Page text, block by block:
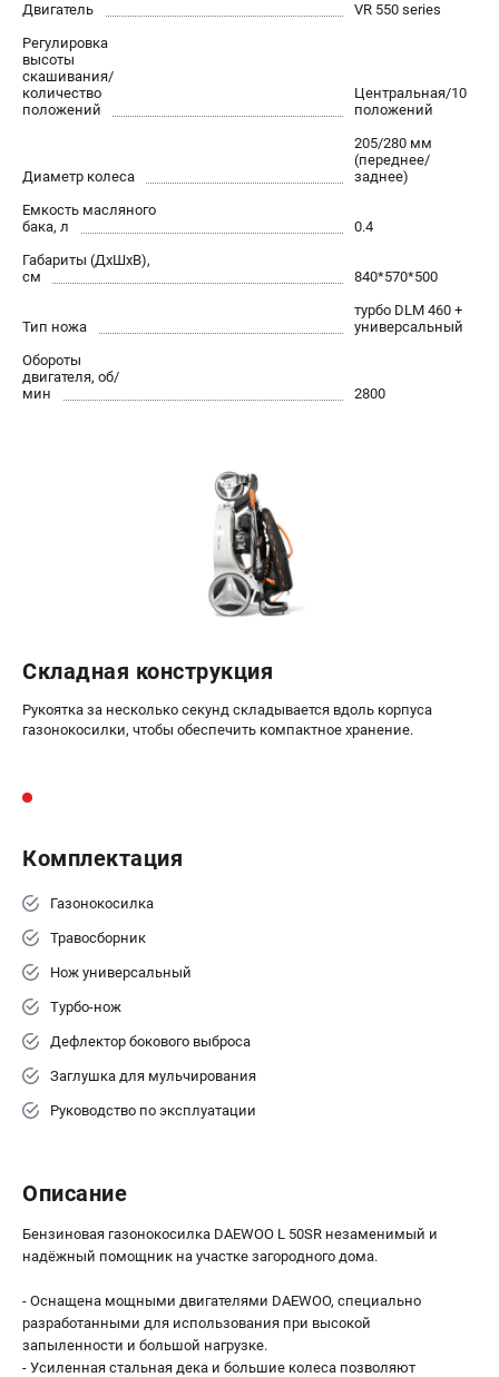
zakaz@gazonokosilka-spb.ru
Двигатель
VR 550 series
Регулировка
высоты
скашивания/
количество
положений
Центральная/10
положений
Диаметр колеса
205/280 мм
(переднее/
заднее)
Емкость масляного
бака, л
0.4
Габариты (ДхШхВ),
см
840*570*500
Тип ножа
турбо DLM 460 +
универсальный
Обороты
двигателя, об/
мин
2800
Складная конструкция
Рукоятка за несколько секунд складывается вдоль корпуса
газонокосилки, чтобы обеспечить компактное хранение.
Комплектация
Газонокосилка
Травосборник
Нож универсальный
Турбо-нож
Дефлектор бокового выброса
Заглушка для мульчирования
Руководство по эксплуатации
Описание
Бензиновая газонокосилка DAEWOO L 50SR незаменимый и
надёжный помощник на участке загородного дома.
- Оснащена мощными двигателями DAEWOO, специально
разработанными для использования при высокой
запыленности и большой нагрузке.
- Усиленная стальная дека и большие колеса позволяют